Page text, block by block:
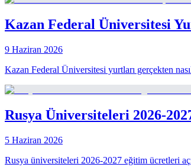
Kazan Federal Üniversitesi
9 Haziran 2026
Kazan Federal Üniversitesi yurtları gerçekten
Rusya Üniversiteleri 2026-
5 Haziran 2026
Rusya üniversiteleri 2026-2027 eğitim ücretleri